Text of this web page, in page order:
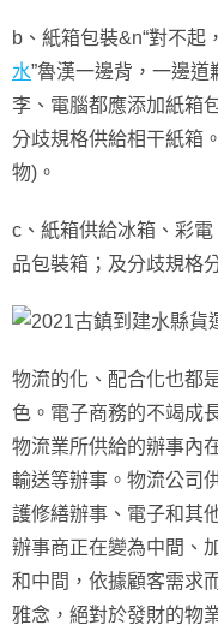
b、紙箱包裝&n“對不起
水”魯漢一邊背，一邊
李、電腦都應添加紙箱
分歧規格供給相干紙箱
物)。
c、紙箱供給冰箱、彩
品包裝箱；及分歧規格
物流的化、配合化也都
色。電子商務的不竭成
物流業所供給的辦事內
輸送等辦事。物流公司
護修繕辦事、電子和其
辦事商正在變為中間、
和中間，依據顧客需求
雅念，絕對於發財的物